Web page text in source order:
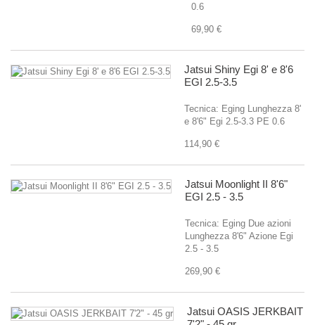
0.6
69,90 €
Jatsui Shiny Egi 8' e 8'6
EGI 2.5-3.5
Tecnica: Eging Lunghezza 8'
e 8'6" Egi 2.5-3.3 PE 0.6
114,90 €
Jatsui Moonlight II 8'6"
EGI 2.5 - 3.5
Tecnica: Eging Due azioni
Lunghezza 8'6" Azione Egi
2.5 - 3.5
269,90 €
Jatsui OASIS JERKBAIT